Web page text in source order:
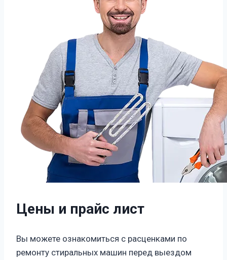
Цены и прайс лист
Вы можете ознакомиться с расценками по
ремонту стиральных машин перед выездом